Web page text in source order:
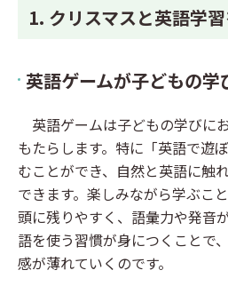
1. クリスマスと英語学
英語ゲームが子どもの学
英語ゲームは子どもの学びに
もたらします。特に「英語で遊
むことができ、自然と英語に触
できます。楽しみながら学ぶこ
頭に残りやすく、語彙力や発音
語を使う習慣が身につくことで
感が薄れていくのです。